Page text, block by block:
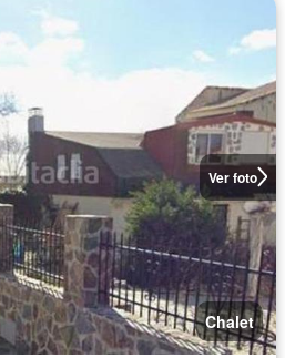
Ver foto
Chalet